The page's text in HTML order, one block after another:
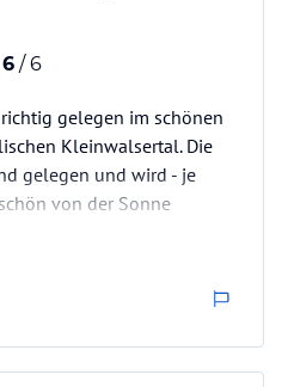
6 / 6
gelegen im schönen
Kleinwalsertal. Die
gelegen und wird - je
von der Sonne